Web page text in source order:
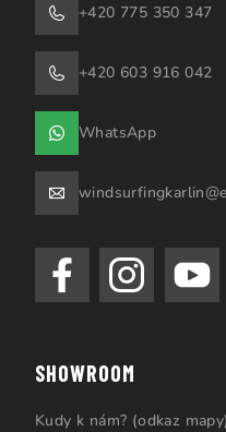
+420 775 350 347
+420 603 916 042
WhatsApp
SHOWROOM
Kudy k nám? (odkaz mapy)